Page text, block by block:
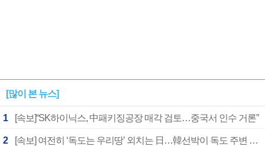
[많이 본 뉴스]
1 [속보]“SK하이닉스, 中패키징공장 매각 검토…중국서 인수 거론”
2 [속보] 여전히 ‘독도는 우리땅’ 외치는 日…韓선박이 독도 주변 해양조사 활동하자 반발